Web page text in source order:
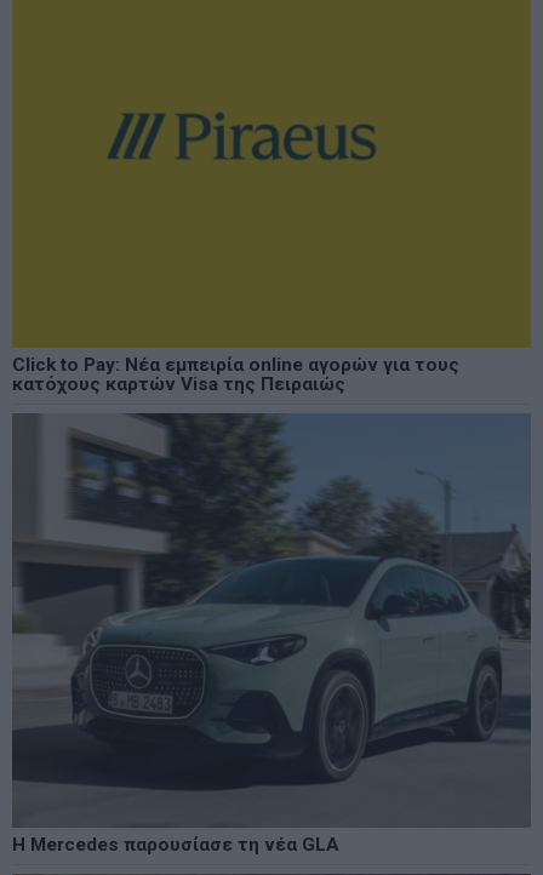
Click to Pay: Νέα εμπειρία online αγορών για τους
κατόχους καρτών Visa της Πειραιώς
Η Mercedes παρουσίασε τη νέα GLA